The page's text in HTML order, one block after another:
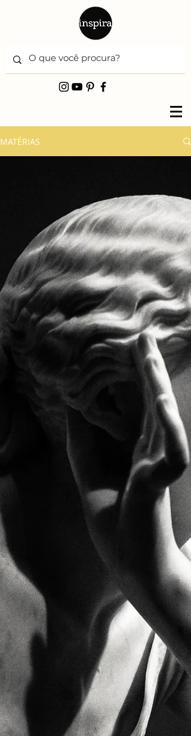
MATÉRIAS